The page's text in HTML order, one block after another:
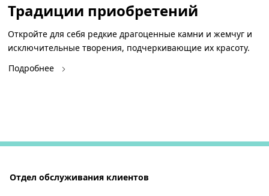
Традиции приобретений
Откройте для себя редкие драгоценные камни и жемчуг и
исключительные творения, подчеркивающие их красоту.
Подробнее
Отдел обслуживания клиентов